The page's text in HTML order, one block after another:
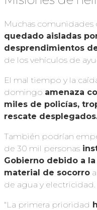
Muchas
quedado aisladas
desprendimientos
de los vehículos de
El mal tiempo y la
domingo amenaza
miles de policías,
rescate
También podrían
de 30 mil personas
Gobierno debido a
material de socorro
de agua y electricidad.
“La primera prioridad